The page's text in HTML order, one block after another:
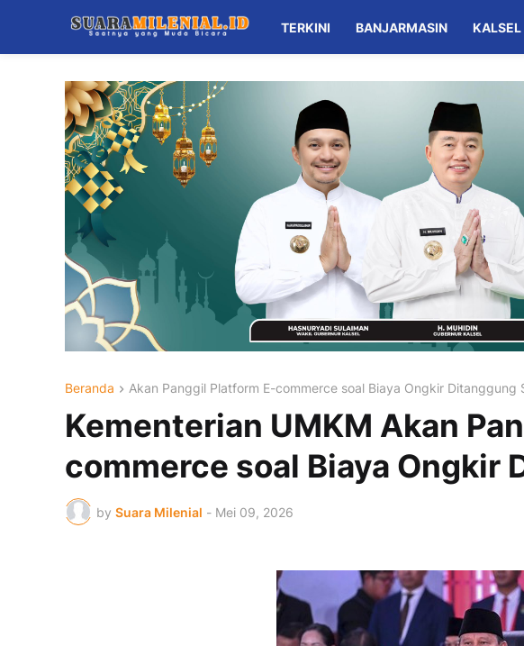
TERKINI BANJARMASIN KALSEL
Beranda Akan Panggil Platform E-commerce soal Biaya Ongkir Ditanggung
Kementerian UMKM Akan
commerce soal Biaya Ongkir
by Suara Milenial - Mei 09, 2026